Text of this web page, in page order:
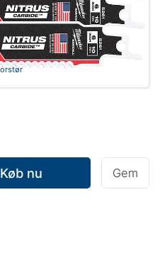
Køb nu Gem